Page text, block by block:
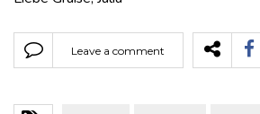
Leave a comment